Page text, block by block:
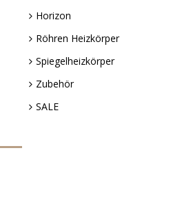
Horizon
Röhren Heizkörper
Spiegelheizkörper
Zubehör
SALE